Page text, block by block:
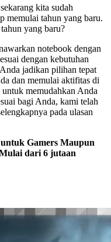
kita sudah
memulai tahun yang baru.
yang baru?
notebook dengan
dengan kebutuhan
jadikan pilihan tepat
dan memulai aktifitas di
memudahkan Anda
bagi Anda, kami telah
pada ulasan
untuk Gamers Maupun
ulai dari 6 jutaan